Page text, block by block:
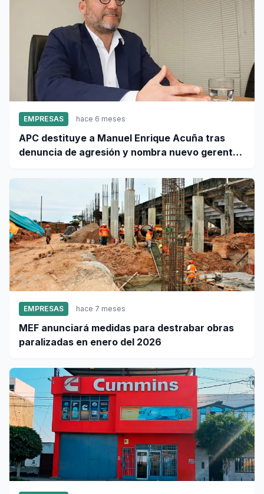
EMPRESAS hace 6 meses
APC destituye a Manuel Enrique Acuña tras
denuncia de agresión y nombra nuevo gerente
EMPRESAS hace 7 meses
MEF anunciará medidas para destrabar obras
paralizadas en enero del 2026